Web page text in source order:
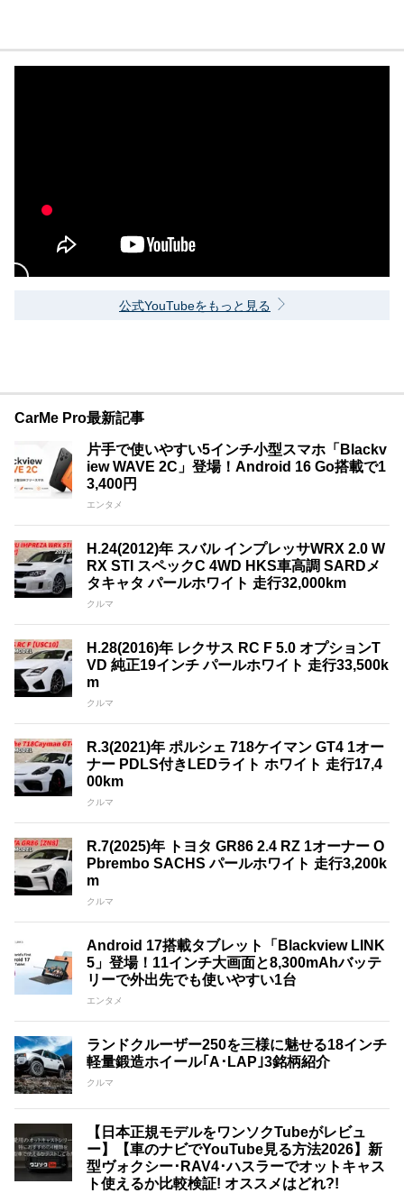
公式YouTubeをもっと見る
CarMe Pro最新記事
片手で使いやすい5インチ小型スマホ「Blackv
iew WAVE 2C」登場！Android 16 Go搭載で1
3,400円
エンタメ
H.24(2012)年 スバル インプレッサWRX 2.0 W
RX STI スペックC 4WD HKS車高調 SARDメ
タキャタ パールホワイト 走行32,000km
クルマ
H.28(2016)年 レクサス RC F 5.0 オプションT
VD 純正19インチ パールホワイト 走行33,500k
m
クルマ
R.3(2021)年 ポルシェ 718ケイマン GT4 1オー
ナー PDLS付きLEDライト ホワイト 走行17,4
00km
クルマ
R.7(2025)年 トヨタ GR86 2.4 RZ 1オーナー O
Pbrembo SACHS パールホワイト 走行3,200k
m
クルマ
Android 17搭載タブレット「Blackview LINK
5」登場！11インチ大画面と8,300mAhバッテ
リーで外出先でも使いやすい1台
エンタメ
ランドクルーザー250を三様に魅せる18インチ
軽量鍛造ホイール｢A･LAP｣3銘柄紹介
クルマ
【日本正規モデルをワンソクTubeがレビュ
ー】【車のナビでYouTube見る方法2026】新
型ヴォクシー･RAV4･ハスラーでオットキャス
ト使えるか比較検証! オススメはどれ?!